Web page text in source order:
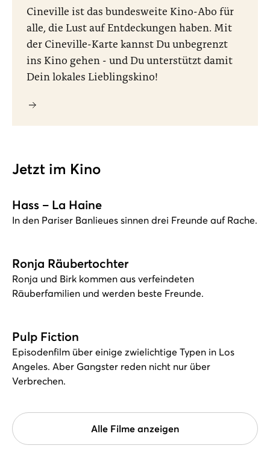
Cineville ist das bundesweite Kino-Abo für
alle, die Lust auf Entdeckungen haben. Mit
der Cineville-Karte kannst Du unbegrenzt
ins Kino gehen - und Du unterstützt damit
Dein lokales Lieblingskino!
Jetzt im Kino
Hass – La Haine
In den Pariser Banlieues sinnen drei Freunde auf Rache.
Ronja Räubertochter
Ronja und Birk kommen aus verfeindeten
Räuberfamilien und werden beste Freunde.
Pulp Fiction
Episodenfilm über einige zwielichtige Typen in Los
Angeles. Aber Gangster reden nicht nur über
Verbrechen.
Alle Filme anzeigen